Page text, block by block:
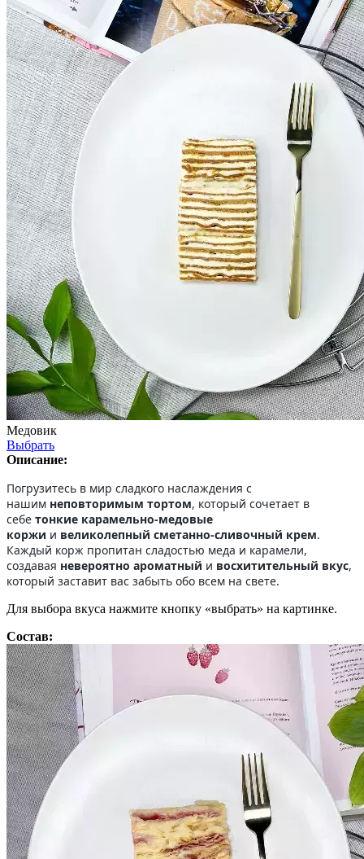
Медовик
Выбрать
Описание:
Погрузитесь в мир сладкого наслаждения с
нашим неповторимым тортом, который сочетает в
себе тонкие карамельно-медовые
коржи и великолепный сметанно-сливочный крем.
Каждый корж пропитан сладостью меда и карамели,
создавая невероятно ароматный и восхитительный вкус,
который заставит вас забыть обо всем на свете.
Для выбора вкуса нажмите кнопку «выбрать» на картинке.
Состав: